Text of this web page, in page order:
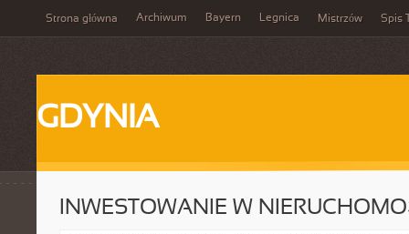
Strona główna Archiwum Bayern Legnica Mistrzów Spis
GDYNIA
INWESTOWANIE W